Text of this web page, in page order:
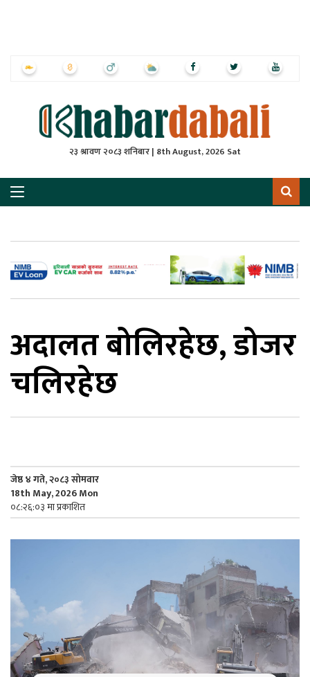
२३ श्रावण २०८३ शनिबार | 8th August, 2026 Sat
अदालत बोलिरहेछ, डोजर
चलिरहेछ
जेष्ठ ४ गते, २०८३ सोमवार
18th May, 2026 Mon
०८:२६:०३ मा प्रकाशित